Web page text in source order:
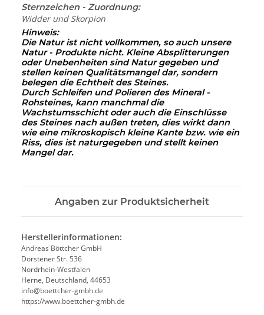
Sternzeichen - Zuordnung:
Widder und Skorpion
Hinweis:
Die Natur ist nicht vollkommen, so auch unsere
Natur - Produkte nicht. Kleine Absplitterungen
oder Unebenheiten sind Natur gegeben und
stellen keinen Qualitätsmangel dar, sondern
belegen die Echtheit des Steines.
Durch Schleifen und Polieren des Mineral -
Rohsteines, kann manchmal die
Wachstumsschicht oder auch die Einschlüsse
des Steines nach außen treten, dies wirkt dann
wie eine mikroskopisch kleine Kante bzw. wie ein
Riss, dies ist naturgegeben und stellt keinen
Mangel dar.
Angaben zur Produktsicherheit
Herstellerinformationen:
Andreas Böttcher GmbH
Dorstener Str. 536
Nordrhein-Westfalen
Herne, Deutschland, 44653
info@boettcher-gmbh.de
https://www.boettcher-gmbh.de